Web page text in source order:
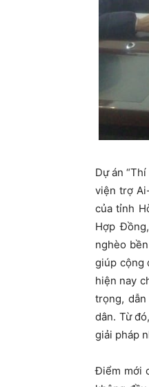
Dự án
viện trợ
của tỉnh
Hợp
nghèo
giúp cộng
hiện nay
trọng,
dân. Từ
giải pháp
Điểm mới